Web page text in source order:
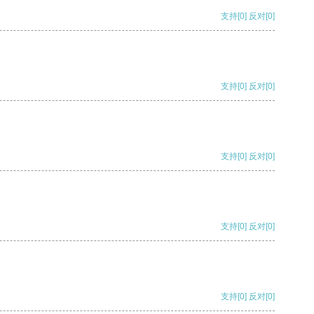
支持[0] 反对[0]
支持[0] 反对[0]
支持[0] 反对[0]
支持[0] 反对[0]
支持[0] 反对[0]